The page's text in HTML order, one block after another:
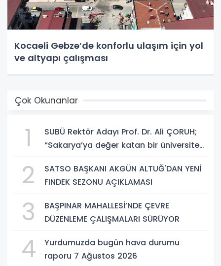
Kocaeli Gebze’de konforlu ulaşım için yol
ve altyapı çalışması
Çok Okunanlar
1
SUBÜ Rektör Adayı Prof. Dr. Ali ÇORUH;
“Sakarya’ya değer katan bir üniversite
2
SATSO BAŞKANI AKGÜN ALTUĞ'DAN YENİ
FINDEK SEZONU AÇIKLAMASI
3
BAŞPINAR MAHALLESİ’NDE ÇEVRE
DÜZENLEME ÇALIŞMALARI SÜRÜYOR
4
Yurdumuzda bugün hava durumu
raporu 7 Ağustos 2026